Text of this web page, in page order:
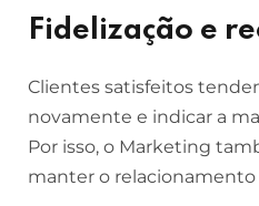
Fidelização e
Clientes satisfeitos
novamente e indicar a
Por isso, o Marketing
manter o relacionamento